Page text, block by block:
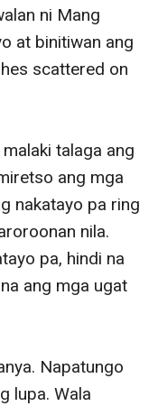
ni Mang
at binitiwan ang
scattered on
talaga ang
ang mga
nakatayo pa ring
nila.
pa, hindi na
ang mga ugat
Napatungo
lupa. Wala